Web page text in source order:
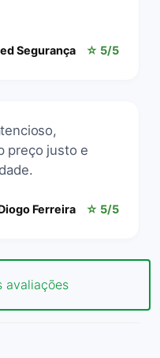
Segurança ☆ 5/5
preço justo e
Ferreira ☆ 5/5
avaliações